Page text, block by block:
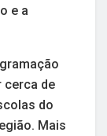
e a
cerca de
do
Mais